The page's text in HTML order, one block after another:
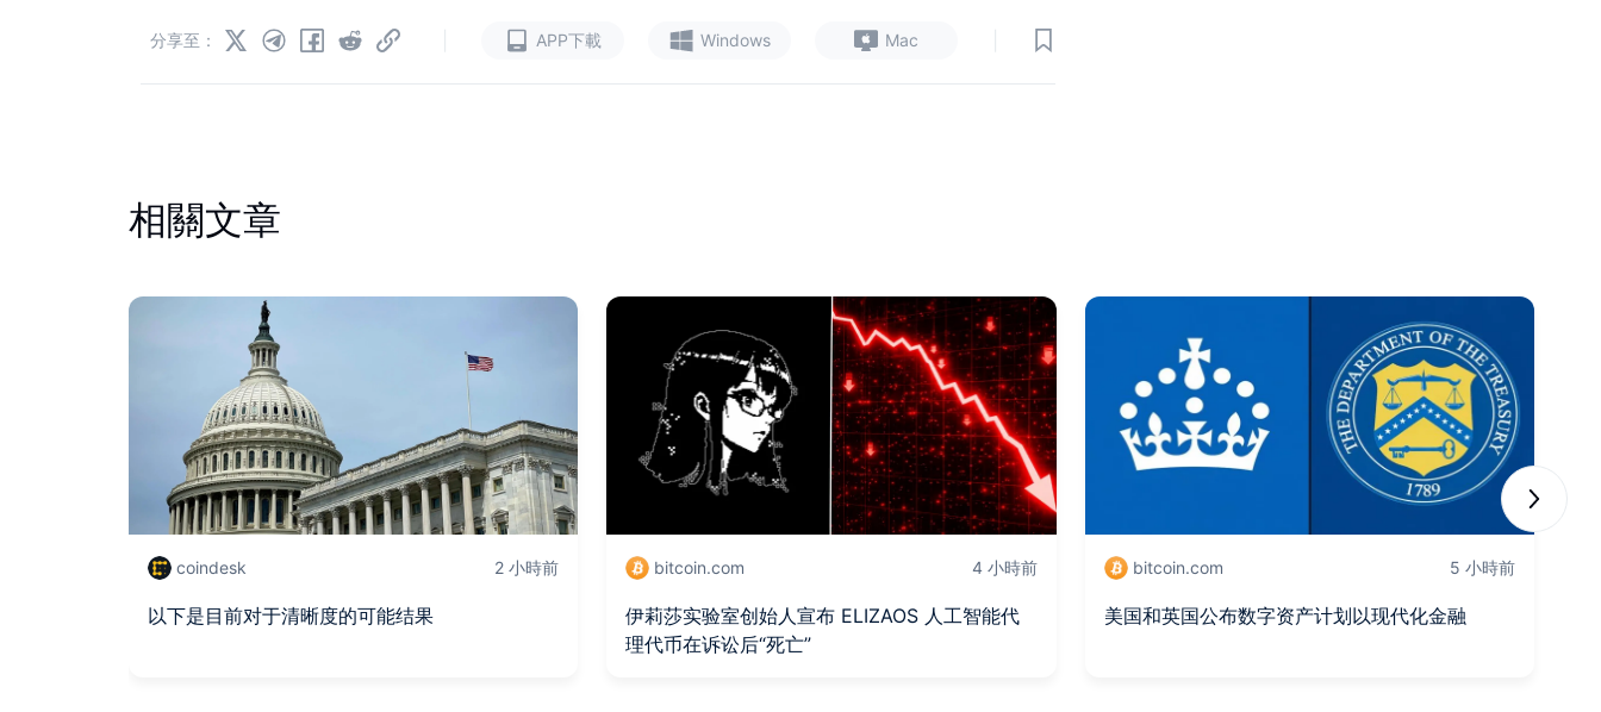
APP下載 Windows Mac
分享至：
相關文章
coindesk 2 小時前
以下是目前对于清晰度的可能结果
bitcoin.com 4 小時前
伊莉莎实验室创始人宣布 ELIZAOS 人工智能代
理代币在诉讼后“死亡”
bitcoin.com 5 小時前
美国和英国公布数字资产计划以现代化金融
Next